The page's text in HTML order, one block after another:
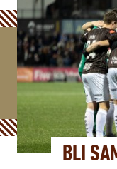
BLI